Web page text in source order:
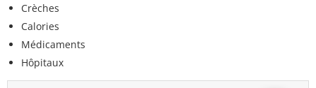
Crèches
Calories
Médicaments
Hôpitaux